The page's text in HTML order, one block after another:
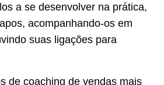
a se desenvolver na prática,
acompanhando-os em
suas ligações para
de coaching de vendas mais